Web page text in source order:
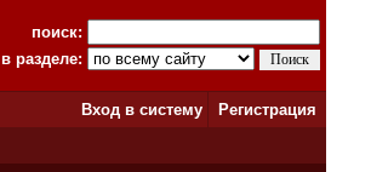
поиск:
в разделе:
Вход в систему
Регистрация